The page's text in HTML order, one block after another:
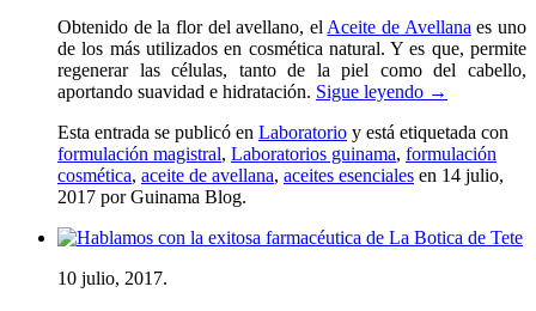
Obtenido de la flor del avellano, el Aceite de Avellana es uno
de los más utilizados en cosmética natural. Y es que, permite
regenerar las células, tanto de la piel como del cabello,
aportando suavidad e hidratación. Sigue leyendo →
Esta entrada se publicó en Laboratorio y está etiquetada con
formulación magistral, Laboratorios guinama, formulación
cosmética, aceite de avellana, aceites esenciales en 14 julio,
2017 por Guinama Blog.
10 julio, 2017.